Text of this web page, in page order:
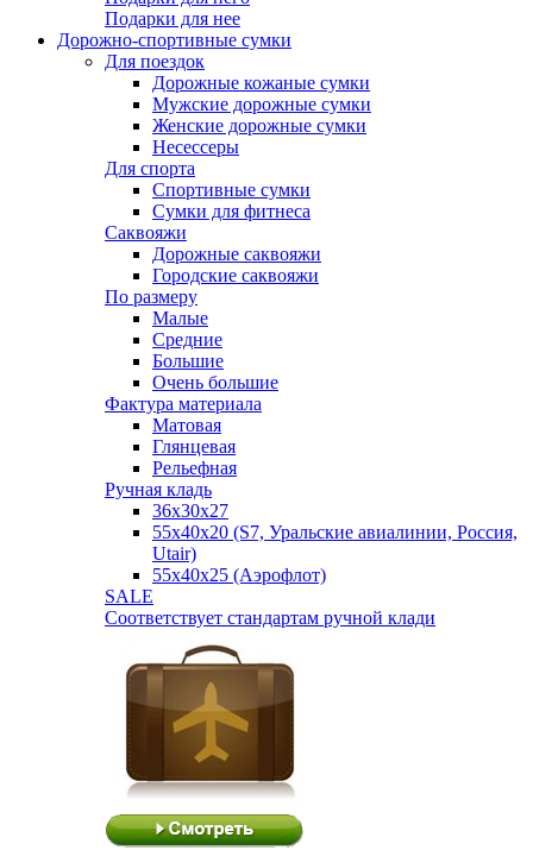
Подарки для нее
Дорожно-спортивные сумки
Для поездок
Дорожные кожаные сумки
Мужские дорожные сумки
Женские дорожные сумки
Несессеры
Для спорта
Спортивные сумки
Сумки для фитнеса
Саквояжи
Дорожные саквояжи
Городские саквояжи
По размеру
Малые
Средние
Большие
Очень большие
Фактура материала
Матовая
Глянцевая
Рельефная
Ручная кладь
36х30x27
55х40х20 (S7, Уральские авиалинии, Россия,
Utair)
55х40х25 (Аэрофлот)
SALE
Соответствует стандартам ручной клади